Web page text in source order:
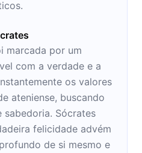
marcada por um
com a verdade e a
os valores
ateniense, buscando
Sócrates
felicidade advém
de si mesmo e